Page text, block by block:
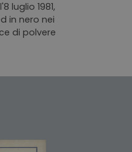
luglio 1981,
in nero nei
di polvere